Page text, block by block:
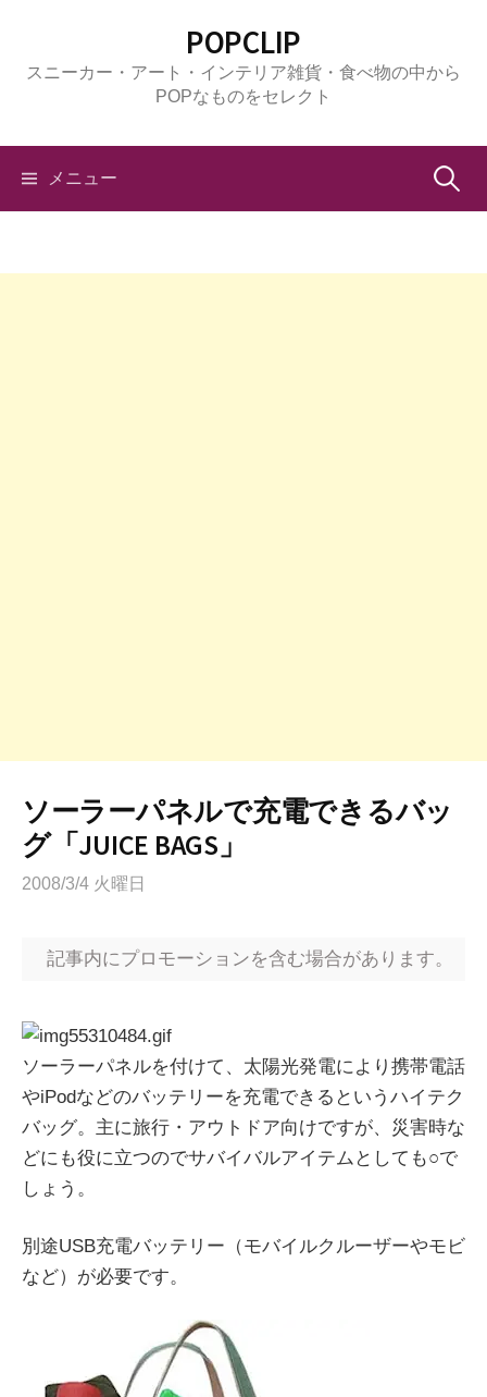
POPCLIP
スニーカー・アート・インテリア雑貨・食べ物の中から
POPなものをセレクト
メニュー 検
ソーラーパネルで充電できるバッ
グ「JUICE BAGS」
2008/3/4 火曜日
記事内にプロモーションを含む場合があります。
ソーラーパネルを付けて、太陽光発電により携帯電話
やiPodなどのバッテリーを充電できるというハイテク
バッグ。主に旅行・アウトドア向けですが、災害時な
どにも役に立つのでサバイバルアイテムとしても○で
しょう。
別途USB充電バッテリー（モバイルクルーザーやモビ
など）が必要です。